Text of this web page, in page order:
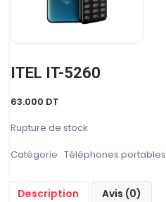
ITEL IT-5260
63.000 DT
Rupture de stock
Catégorie : Téléphones portables
Description Avis (0)